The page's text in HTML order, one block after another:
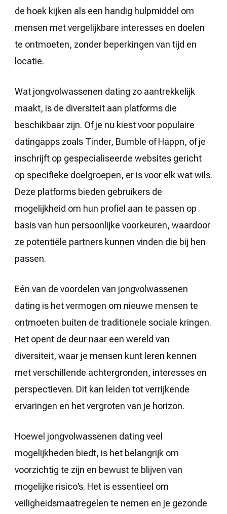
de hoek kijken als een handig hulpmiddel om
mensen met vergelijkbare interesses en doelen
te ontmoeten, zonder beperkingen van tijd en
locatie.
Wat jongvolwassenen dating zo aantrekkelijk
maakt, is de diversiteit aan platforms die
beschikbaar zijn. Of je nu kiest voor populaire
datingapps zoals Tinder, Bumble of Happn, of je
inschrijft op gespecialiseerde websites gericht
op specifieke doelgroepen, er is voor elk wat wils.
Deze platforms bieden gebruikers de
mogelijkheid om hun profiel aan te passen op
basis van hun persoonlijke voorkeuren, waardoor
ze potentiële partners kunnen vinden die bij hen
passen.
Eén van de voordelen van jongvolwassenen
dating is het vermogen om nieuwe mensen te
ontmoeten buiten de traditionele sociale kringen.
Het opent de deur naar een wereld van
diversiteit, waar je mensen kunt leren kennen
met verschillende achtergronden, interesses en
perspectieven. Dit kan leiden tot verrijkende
ervaringen en het vergroten van je horizon.
Hoewel jongvolwassenen dating veel
mogelijkheden biedt, is het belangrijk om
voorzichtig te zijn en bewust te blijven van
mogelijke risico’s. Het is essentieel om
veiligheidsmaatregelen te nemen en je gezonde